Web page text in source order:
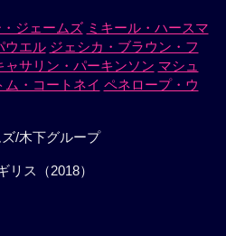
・ジェームズ ミキール・ハースマ
ウエル ジェシカ・ブラウン・フ
ャサリン・パーキンソン マシュ
ム・コートネイ ペネロープ・ウ
/木下グループ
リス（2018）